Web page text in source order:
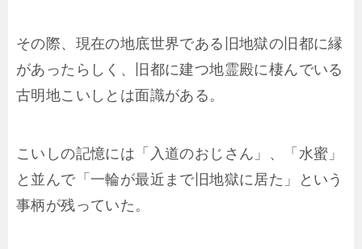
その際、現在の地底世界である旧地獄の旧都に縁
があったらしく、旧都に建つ地霊殿に棲んでいる
古明地こいしとは面識がある。
こいしの記憶には「入道のおじさん」、「水蜜」
と並んで「一輪が最近まで旧地獄に居た」という
事柄が残っていた。